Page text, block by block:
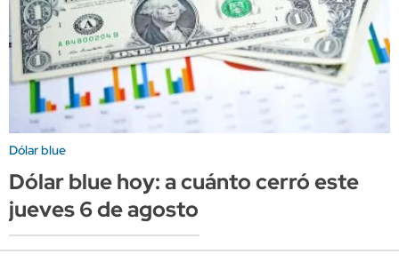
Dólar blue
Dólar blue hoy: a cuánto cerró este
jueves 6 de agosto